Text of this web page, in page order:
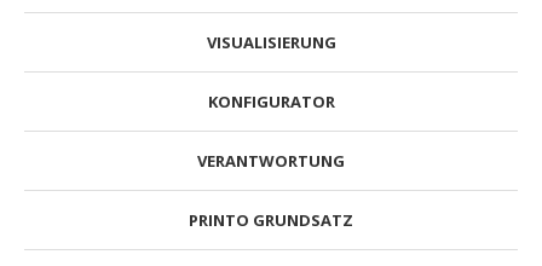
VISUALISIERUNG
KONFIGURATOR
VERANTWORTUNG
PRINTO GRUNDSATZ